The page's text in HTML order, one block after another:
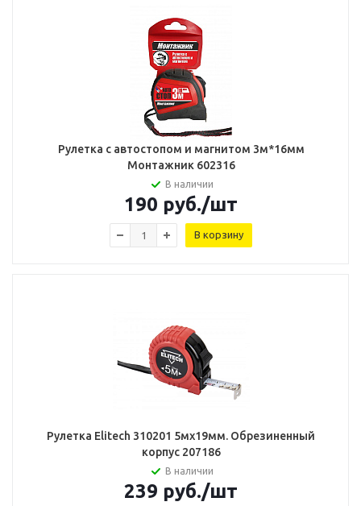
Рулетка с автостопом и магнитом 3м*16мм
Монтажник 602316
В наличии
190 руб./шт
В корзину
Рулетка Elitech 310201 5мх19мм. Обрезиненный
корпус 207186
В наличии
239 руб./шт